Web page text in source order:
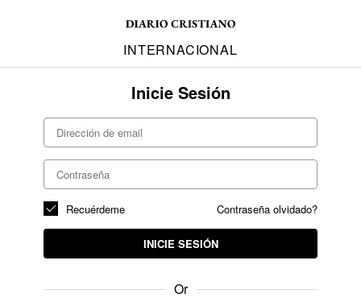
INTERNACIONAL
Inicie Sesión
Contraseña olvidado?
Recuérdeme
INICIE SESIÓN
Or